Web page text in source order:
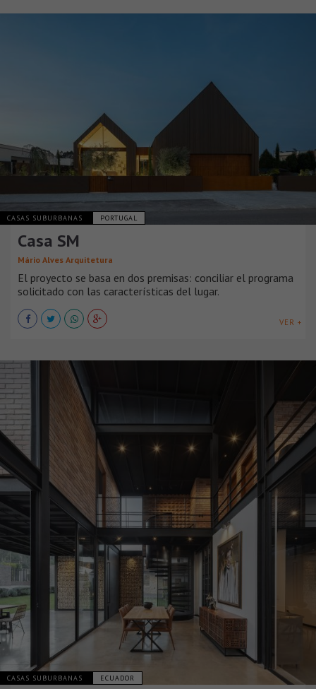
CASAS SUBURBANAS PORTUGAL
Casa SM
Mário Alves Arquitetura
El proyecto se basa en dos premisas: conciliar el programa
solicitado con las características del lugar.
VER +
CASAS SUBURBANAS ECUADOR